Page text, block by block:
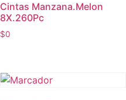
Cintas Manzana.Melon
8X.260Pc
$0